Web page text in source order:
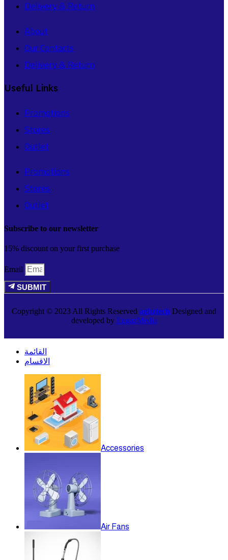
Delivery & Return
About
Our Contacts
Delivery & Return
Useful Links
Promotions
Stores
Outlet
Promotions
Stores
Outlet
Subscribe to our newsletter
15% discount on your first purchase
Email
SUBMIT
Copyright © 2023 All Rights Reserved aghztech Designed and
developed by EngazMedia
القائمة
الاقسام
Accessories
Air Fans